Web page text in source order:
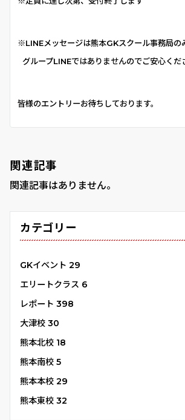
※LINEメッセージは熊本GKスクール事務局の
グループLINEではありませんのでご安心くだ
皆様のエントリーお待ちしております。
関連記事
関連記事はありません。
カテゴリー
GKイベント 29
エリートクラス 6
レポート 398
大津校 30
熊本北校 18
熊本南校 5
熊本本校 29
熊本東校 32